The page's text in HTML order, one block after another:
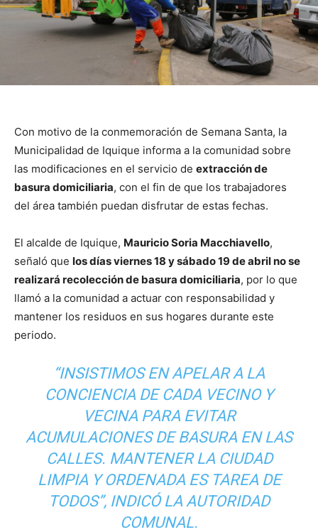
Con motivo de la conmemoración de Semana Santa, la
Municipalidad de Iquique informa a la comunidad sobre
las modificaciones en el servicio de extracción de
basura domiciliaria, con el fin de que los trabajadores
del área también puedan disfrutar de estas fechas.
El alcalde de Iquique, Mauricio Soria Macchiavello,
señaló que los días viernes 18 y sábado 19 de abril no se
realizará recolección de basura domiciliaria, por lo que
llamó a la comunidad a actuar con responsabilidad y
mantener los residuos en sus hogares durante este
periodo.
“INSISTIMOS EN APELAR A LA
CONCIENCIA DE CADA VECINO Y
VECINA PARA EVITAR
ACUMULACIONES DE BASURA EN LAS
CALLES. MANTENER LA CIUDAD
LIMPIA Y ORDENADA ES TAREA DE
TODOS”, INDICÓ LA AUTORIDAD
COMUNAL.